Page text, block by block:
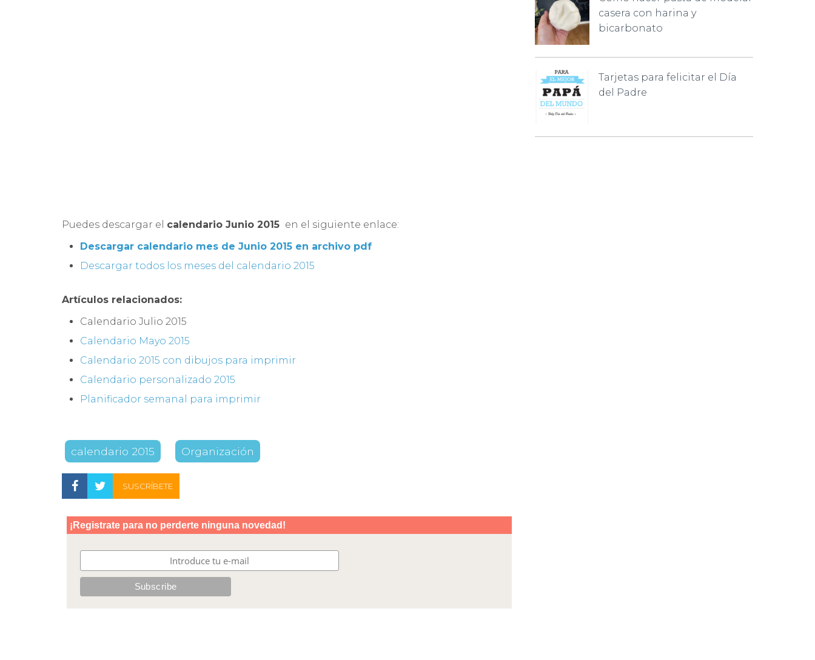
Puedes descargar el calendario Junio 2015 en el siguiente enlace:
Descargar calendario mes de Junio 2015 en archivo pdf
Descargar todos los meses del calendario 2015
Artículos relacionados:
Calendario Julio 2015
Calendario Mayo 2015
Calendario 2015 con dibujos para imprimir
Calendario personalizado 2015
Planificador semanal para imprimir
calendario 2015 Organización
SUSCRÍBETE
casera con harina y
bicarbonato
Tarjetas para felicitar el Día
del Padre